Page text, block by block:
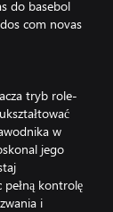
do basebol
com novas
tryb role-
w
jego
kontrolę
i